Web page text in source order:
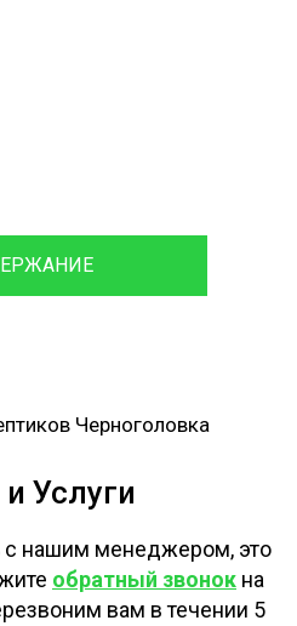
Черноголовка
Услуги
с нашим менеджером, это
обратный звонок на
вам в течении 5